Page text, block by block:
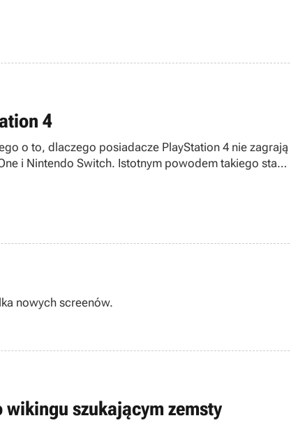
4
o to, dlaczego posiadacze PlayStation 4 nie zagrają
i Nintendo Switch. Istotnym powodem takiego stanu
nowych screenów.
szukającym zemsty